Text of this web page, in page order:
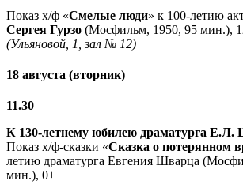
Показ х/ф «Смелые люди» к 100-летию
Сергея Гурзо (Мосфильм, 1950, 95 мин.),
(Ульяновой, 1, зал № 12)
18 августа (вторник)
11.30
К 130-летнему юбилею драматурга Е.Л.
Показ х/ф-сказки «Сказка о потерянном
летию драматурга Евгения Шварца
мин.), 0+